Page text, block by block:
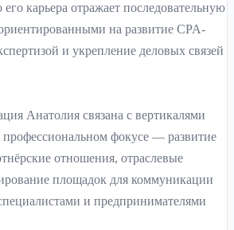
карьера отражает последовательную
на развитие CPA-
и укрепление деловых связей
Анатолия связана с вертикалями
фокусе — развитие
отношения, отраслевые
площадок для коммуникации
и предпринимателями